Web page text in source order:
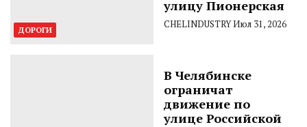
ДОРОГИ
улицу Пионерская
CHELINDUSTRYИюл 31, 2026
В Челябинске
ограничат
движение по
улице Российской